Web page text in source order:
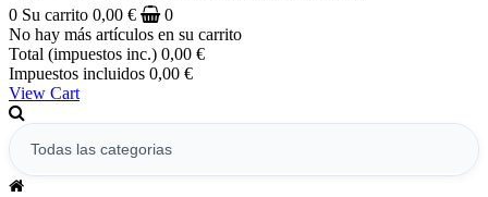
0 Su carrito 0,00 €
0
No hay más artículos en su carrito
Total (impuestos inc.) 0,00 €
Impuestos incluidos 0,00 €
View Cart